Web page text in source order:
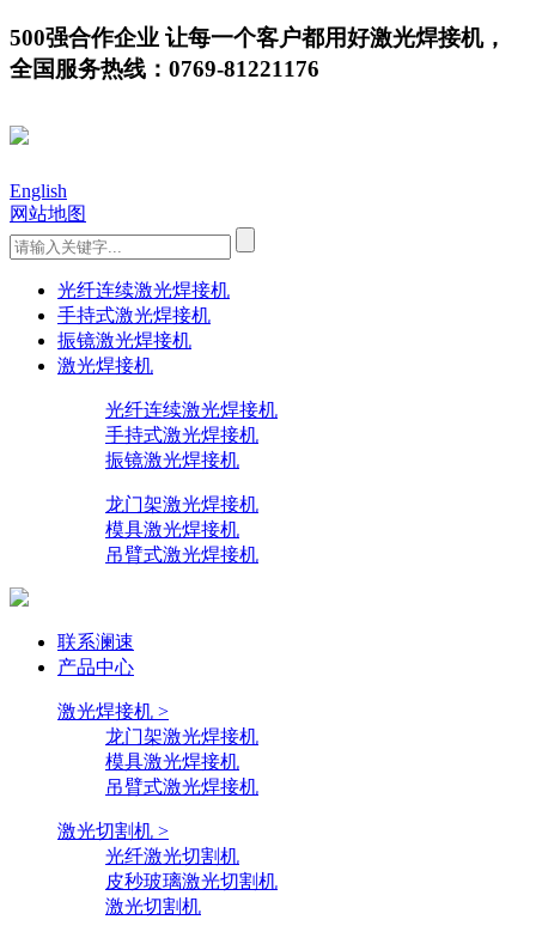
500强合作企业 让每一个客户都用好激光焊接机，
全国服务热线：0769-81221176
English
网站地图
光纤连续激光焊接机
手持式激光焊接机
振镜激光焊接机
激光焊接机
光纤连续激光焊接机
手持式激光焊接机
振镜激光焊接机
龙门架激光焊接机
模具激光焊接机
吊臂式激光焊接机
联系澜速
产品中心
激光焊接机 >
龙门架激光焊接机
模具激光焊接机
吊臂式激光焊接机
激光切割机 >
光纤激光切割机
皮秒玻璃激光切割机
激光切割机